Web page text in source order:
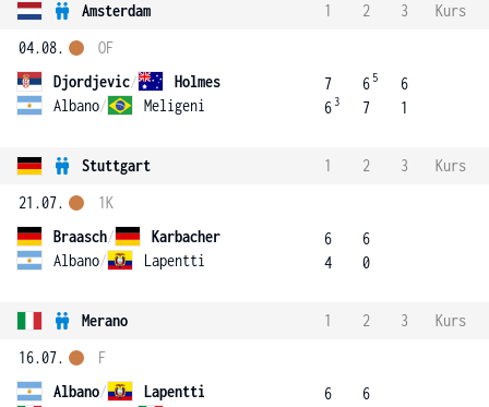
Amsterdam 1 2 3
Kurs
04.08.
Djordjevic/
Holmes
Albano/ Meligeni
OF
7
6 3
6 5
7
6
1
Stuttgart 1 2 3
Kurs
21.07.
Braasch/
Karbacher
Albano/ Lapentti
1K
6
4
6
0
Merano 1 2 3
Kurs
16.07.
Albano/
Lapentti
F
6
6